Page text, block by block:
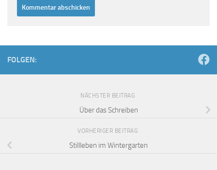
FOLGEN:
NÄCHSTER BEITRAG
Über das Schreiben
VORHERIGER BEITRAG
Stillleben im Wintergarten